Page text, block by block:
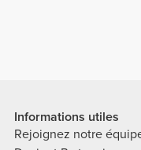
Informations utiles
Rejoignez notre